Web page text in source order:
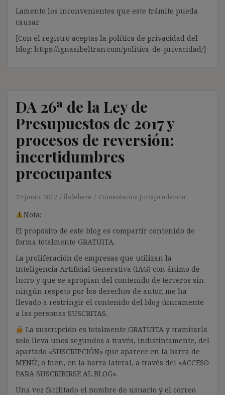
Lamento los inconvenientes que este trámite pueda
causar.
[Con el registro aceptas la política de privacidad del
blog: https://ignasibeltran.com/politica-de-privacidad/]
DA 26ª de la Ley de
Presupuestos de 2017 y
procesos de reversión:
incertidumbres
preocupantes
29 junio, 2017 ibdehere Comentarios Jurisprudencia
Nota:
El propósito de este blog es compartir contenido de
forma totalmente GRATUITA.
La proliferación de empresas que utilizan la
Inteligencia Artificial Generativa (IAG) con ánimo de
lucro y que se apropian del contenido de terceros sin
ningún respeto por los derechos de autor, me ha
llevado a restringir el contenido del blog únicamente
a las personas SUSCRITAS.
La suscripción es totalmente GRATUITA y tramitarla
solo lleva unos segundos a través, indistintamente, del
apartado «SUSCRIPCIÓN» que aparece en la barra de
MENÚ; o bien, en la barra lateral, a través del «ACCESO
PARA SUSCRIBIRSE AL BLOG».
Una vez facilitado el nombre de usuario y el correo